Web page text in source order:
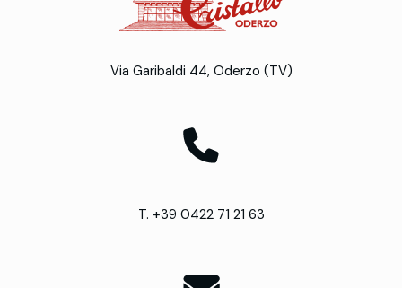
Via Garibaldi 44, Oderzo (TV)
T. +39 0422 71 21 63